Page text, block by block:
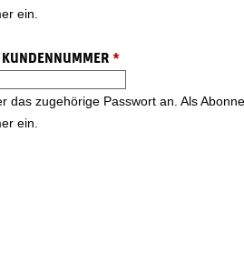
ein.
*
das zugehörige Passwort an. Als
ein.